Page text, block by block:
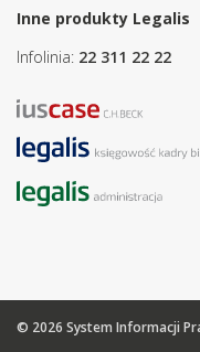
Inne produkty Legalis
Infolinia: 22 311 22 22
© 2026 System Informacji